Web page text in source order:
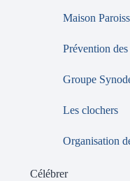
Maison
Prévention
Groupe
Les clochers
Organisation
Célébrer